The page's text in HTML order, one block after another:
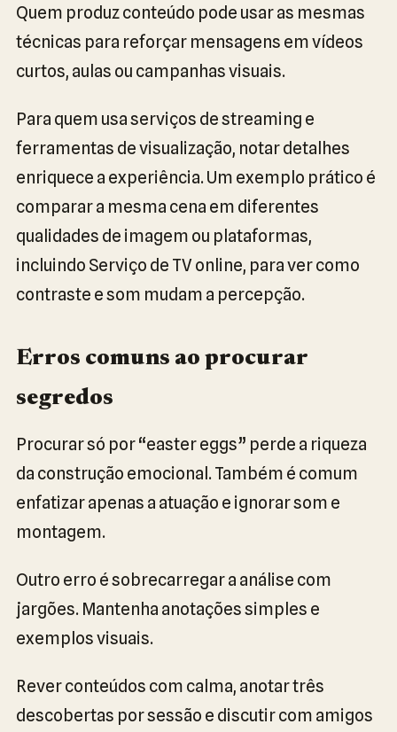
Quem produz conteúdo pode usar as mesmas
técnicas para reforçar mensagens em vídeos
curtos, aulas ou campanhas visuais.
Para quem usa serviços de streaming e
ferramentas de visualização, notar detalhes
enriquece a experiência. Um exemplo prático é
comparar a mesma cena em diferentes
qualidades de imagem ou plataformas,
incluindo Serviço de TV online, para ver como
contraste e som mudam a percepção.
Erros comuns ao procurar
segredos
Procurar só por “easter eggs” perde a riqueza
da construção emocional. Também é comum
enfatizar apenas a atuação e ignorar som e
montagem.
Outro erro é sobrecarregar a análise com
jargões. Mantenha anotações simples e
exemplos visuais.
Rever conteúdos com calma, anotar três
descobertas por sessão e discutir com amigos